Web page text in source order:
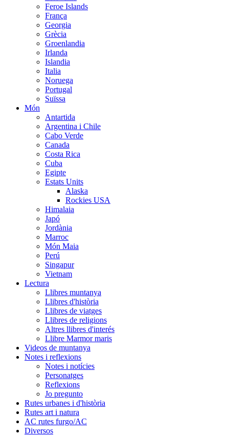
Feroe Islands
França
Georgia
Grècia
Groenlandia
Irlanda
Islandia
Italia
Noruega
Portugal
Suïssa
Món
Antartida
Argentina i Chile
Cabo Verde
Canada
Costa Rica
Cuba
Egipte
Estats Units
Alaska
Rockies USA
Himalaia
Japó
Jordània
Marroc
Món Maia
Perú
Singapur
Vietnam
Lectura
Llibres muntanya
Llibres d'història
Llibres de viatges
Llibres de religions
Altres llibres d'interés
Llibre Marmor maris
Videos de muntanya
Notes i reflexions
Notes i notícies
Personatges
Reflexions
Jo pregunto
Rutes urbanes i d'història
Rutes art i natura
AC rutes furgo/AC
Diversos